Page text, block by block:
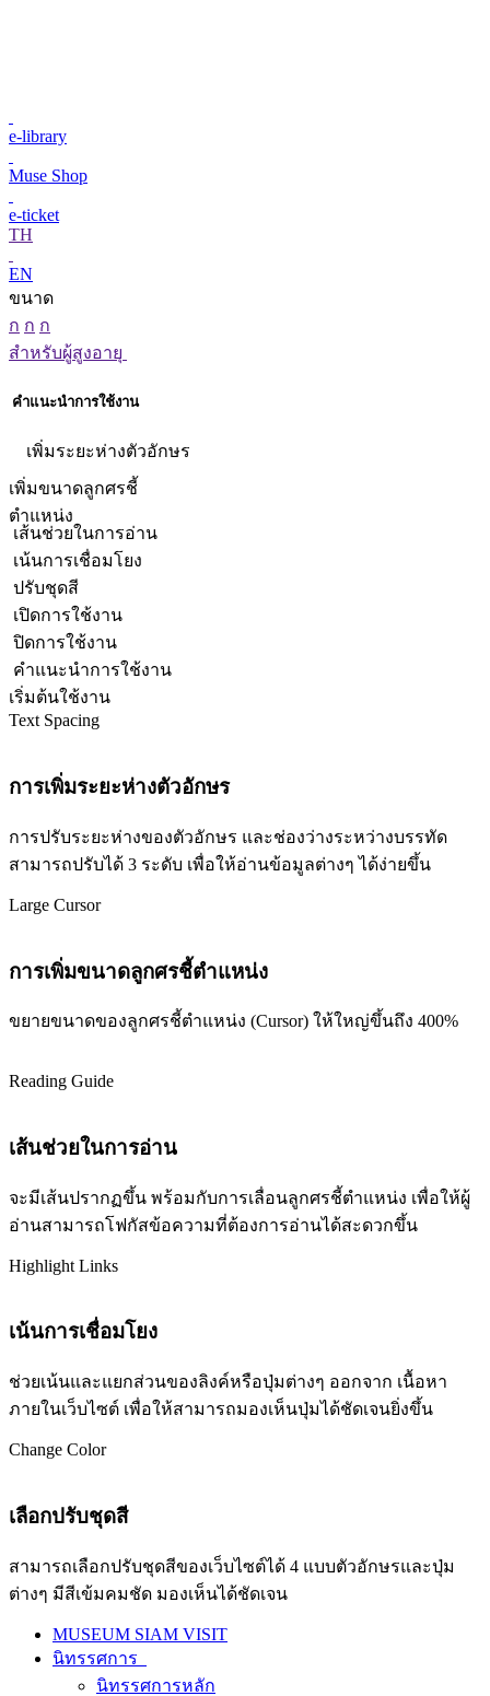
e-library
Muse Shop
e-ticket
TH
EN
ขนาด
ก ก ก
สำหรับผู้สูงอายุ
คำแนะนำการใช้งาน
เพิ่มระยะห่างตัวอักษร
เพิ่มขนาดลูกศรชี้
ตำแหน่ง
เส้นช่วยในการอ่าน
เน้นการเชื่อมโยง
ปรับชุดสี
เปิดการใช้งาน
ปิดการใช้งาน
คำแนะนำการใช้งาน
เริ่มต้นใช้งาน
Text Spacing
การเพิ่มระยะห่างตัวอักษร
การปรับระยะห่างของตัวอักษร และช่องว่างระหว่างบรรทัด
สามารถปรับได้ 3 ระดับ เพื่อให้อ่านข้อมูลต่างๆ ได้ง่ายขึ้น
Large Cursor
การเพิ่มขนาดลูกศรชี้ตำแหน่ง
ขยายขนาดของลูกศรชี้ตำแหน่ง (Cursor) ให้ใหญ่ขึ้นถึง 400%
Reading Guide
เส้นช่วยในการอ่าน
จะมีเส้นปรากฏขึ้น พร้อมกับการเลื่อนลูกศรชี้ตำแหน่ง เพื่อให้ผู้
อ่านสามารถโฟกัสข้อความที่ต้องการอ่านได้สะดวกขึ้น
Highlight Links
เน้นการเชื่อมโยง
ช่วยเน้นและแยกส่วนของลิงค์หรือปุ่มต่างๆ ออกจาก เนื้อหา
ภายในเว็บไซต์ เพื่อให้สามารถมองเห็นปุ่มได้ชัดเจนยิ่งขึ้น
Change Color
เลือกปรับชุดสี
สามารถเลือกปรับชุดสีของเว็บไซต์ได้ 4 แบบตัวอักษรและปุ่ม
ต่างๆ มีสีเข้มคมชัด มองเห็นได้ชัดเจน
MUSEUM SIAM VISIT
นิทรรศการ
นิทรรศการหลัก